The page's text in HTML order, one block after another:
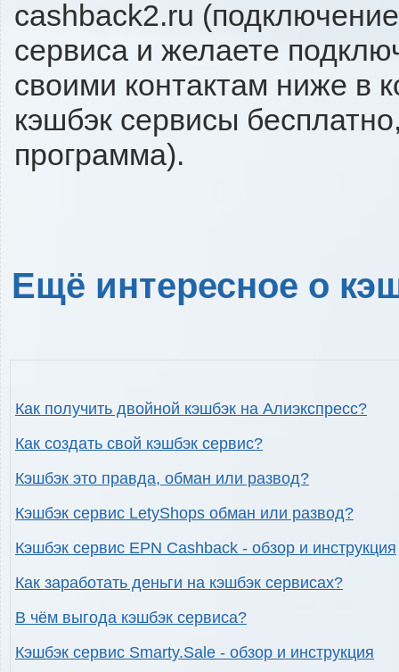
cashback2.ru
сервиса и желаете
своими контактам ниже в
кэшбэк сервисы
программа).
Ещё интересное о
Как получить двойной кэшбэк на Алиэкспресс?
Как создать свой кэшбэк сервис?
Кэшбэк это правда, обман или развод?
Кэшбэк сервис LetyShops обман или развод?
Кэшбэк сервис EPN Cashback - обзор и инструкция
Как заработать деньги на кэшбэк сервисах?
В чём выгода кэшбэк сервиса?
Кэшбэк сервис Smarty.Sale - обзор и инструкция